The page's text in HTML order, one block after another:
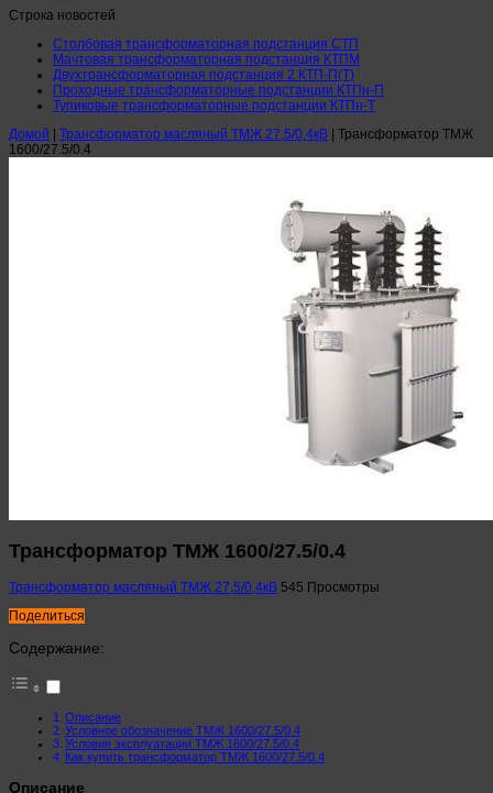
Строка новостей
Столбовая трансформаторная подстанция СТП
Мачтовая трансформаторная подстанция КТПМ
Двухтрансформаторная подстанция 2 КТП-П(Т)
Проходные трансформаторные подстанции КТПн-П
Тупиковые трансформаторные подстанции КТПн-Т
Домой | Трансформатор масляный ТМЖ 27,5/0,4кВ | Трансформатор ТМЖ
1600/27.5/0.4
Трансформатор ТМЖ 1600/27.5/0.4
Трансформатор масляный ТМЖ 27,5/0,4кВ 545 Просмотры
Поделиться
Содержание:
Описание
Условное обозначение ТМЖ 1600/27.5/0.4
Условия эксплуатации ТМЖ 1600/27.5/0.4
Как купить трансформатор ТМЖ 1600/27.5/0.4
Описание